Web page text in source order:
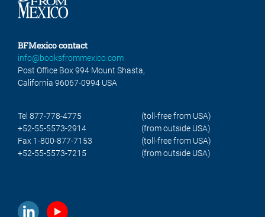
BFMexico contact
info@booksfrommexico.com
Post Office Box 994 Mount Shasta,
California 96067-0994 USA
Tel 877-778-4775
(toll-free from USA)
+52-55-5573-2914
(from outside USA)
Fax 1-800-877-7153
(toll-free from USA)
+52-55-5573-7215
(from outside USA)